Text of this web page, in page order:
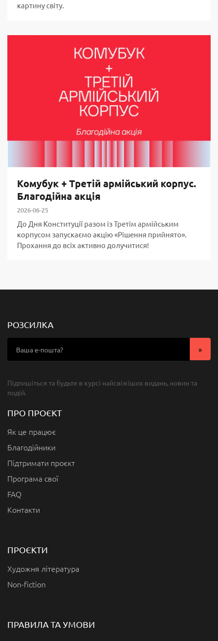
картину світу.
Комубук + Третій армійський корпус.
Благодійна акція
2026-06-25
До Дня Конституції разом із Третім армійським
корпусом запускаємо акцію «Рішення прийнято».
Прохання до всіх активно долучитися!
РОЗСИЛКА
Підпишіться та будьте в курсі найсвіжіших видань, новин та
подій.
ПРО ПРОЄКТ
Як це працює
Благодійники
Підтримати проєкт
Програма свої
FAQ
Контакти
ПРОЄКТИ
Художня література
Non-fiction
ПРАВИЛА ТА УМОВИ